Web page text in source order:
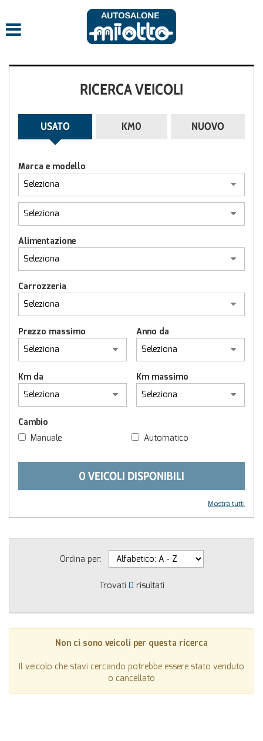
RICERCA VEICOLI
USATO KM0 NUOVO
Marca e modello
Alimentazione
Carrozzeria
Prezzo massimo Anno da
Km da Km massimo
Cambio
Manuale
Automatico
0 VEICOLI DISPONIBILI
Mostra tutti
Ordina per:
Trovati 0 risultati
Non ci sono veicoli per questa ricerca
Il veicolo che stavi cercando potrebbe essere stato venduto
o cancellato